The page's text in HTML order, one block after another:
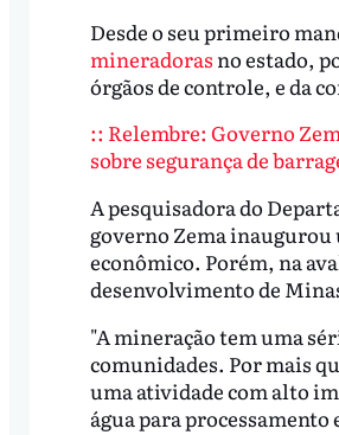
Desde o seu primeiro
mineradoras no estado,
órgãos de controle, e da
:: Relembre: Governo
sobre segurança de
A pesquisadora do
governo Zema inaugurou
econômico. Porém, na
desenvolvimento de
"A mineração tem uma
comunidades. Por mais
uma atividade com alto
água para